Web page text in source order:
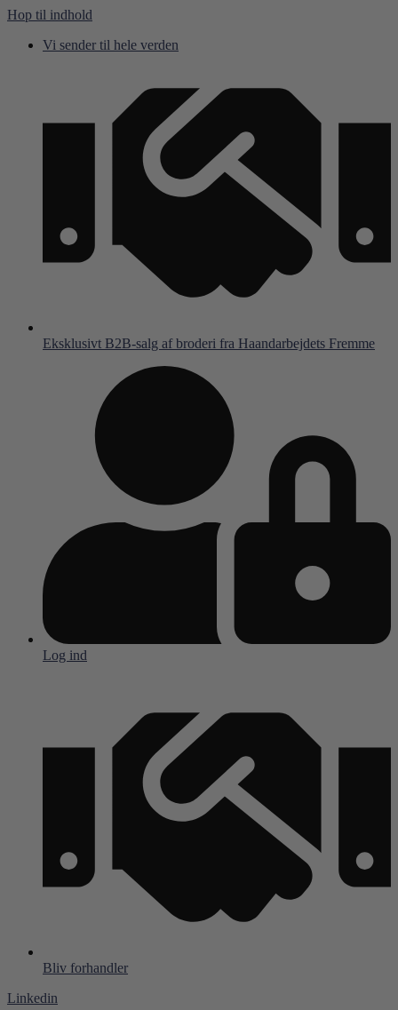
Hop til indhold
Vi sender til hele verden
Eksklusivt B2B-salg af broderi fra Haandarbejdets Fremme
Log ind
Bliv forhandler
Linkedin